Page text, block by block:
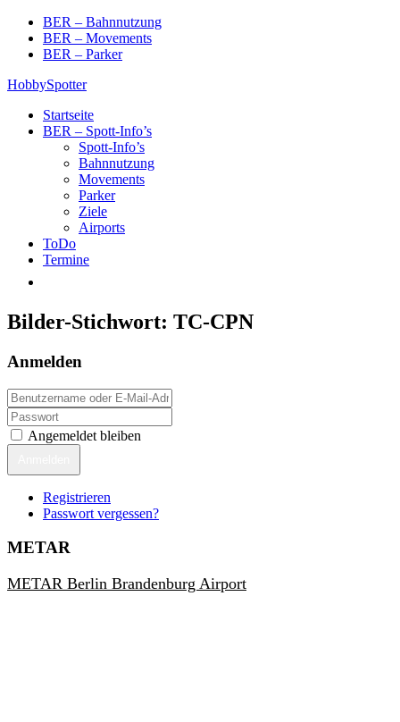
Skip
content
BER – Bahnnutzung
BER – Movements
BER – Parker
HobbySpotter
Startseite
BER – Spott-Info’s
Spott-Info’s
Bahnnutzung
Movements
Parker
Ziele
Airports
ToDo
Termine
Bilder-Stichwort: TC-CPN
Anmelden
Angemeldet bleiben
Registrieren
Passwort vergessen?
METAR
METAR Berlin Brandenburg Airport